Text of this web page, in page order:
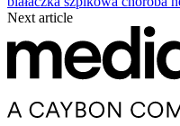
Next article